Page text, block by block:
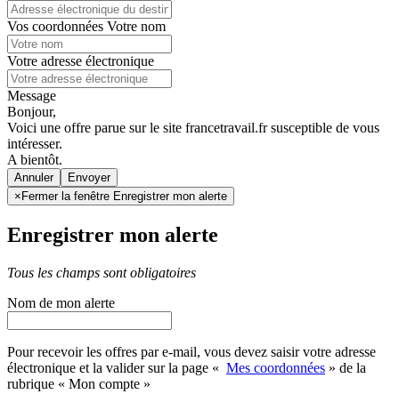
Vos coordonnées Votre nom
Votre adresse électronique
Message
Bonjour,
Voici une offre parue sur le site francetravail.fr susceptible de vous
intéresser.
A bientôt.
Annuler
× Fermer la fenêtre Enregistrer mon alerte
Enregistrer mon alerte
Tous les champs sont obligatoires
Nom de mon alerte
Pour recevoir les offres par e-mail, vous devez saisir votre adresse
électronique et la valider sur la page « Mes coordonnées » de la
rubrique « Mon compte »